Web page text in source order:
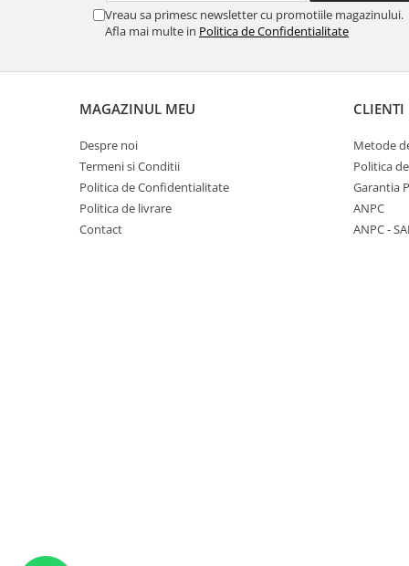
Vreau sa primesc newsletter cu promotiile magazinului.
Afla mai multe in Politica de Confidentialitate
MAGAZINUL MEU
Despre noi
Termeni si Conditii
Politica de Confidentialitate
Politica de livrare
Contact
CLIENTI
Metode
Politica
Garantia
ANPC
ANPC - SAL